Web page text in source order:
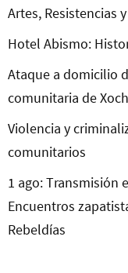
Artes, Resistencias
Hotel Abismo:
Ataque a domicilio
comunitaria de
Violencia y
comunitarios
1 ago: Transmisión
Encuentros
Rebeldías